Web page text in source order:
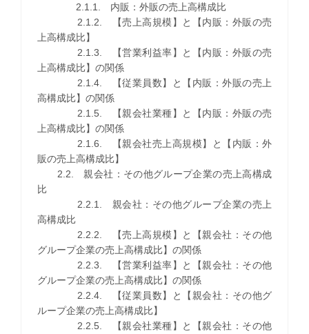
2.1.1. 内販：外販の売上高構成比
2.1.2. 【売上高規模】と【内販：外販の売
上高構成比】
2.1.3. 【営業利益率】と【内販：外販の売
上高構成比】の関係
2.1.4. 【従業員数】と【内販：外販の売上
高構成比】の関係
2.1.5. 【親会社業種】と【内販：外販の売
上高構成比】の関係
2.1.6. 【親会社売上高規模】と【内販：外
販の売上高構成比】
2.2. 親会社：その他グループ企業の売上高構成
比
2.2.1. 親会社：その他グループ企業の売上
高構成比
2.2.2. 【売上高規模】と【親会社：その他
グループ企業の売上高構成比】の関係
2.2.3. 【営業利益率】と【親会社：その他
グループ企業の売上高構成比】の関係
2.2.4. 【従業員数】と【親会社：その他グ
ループ企業の売上高構成比】
2.2.5. 【親会社業種】と【親会社：その他